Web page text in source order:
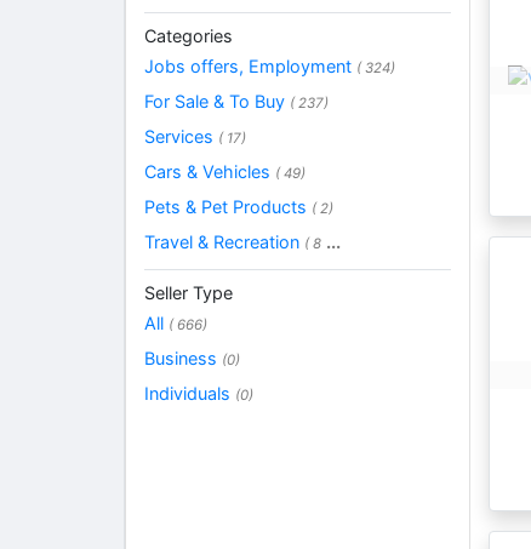
Categories
Jobs offers, Employment ( 324)
For Sale & To Buy ( 237)
Services ( 17)
Cars & Vehicles ( 49)
Pets & Pet Products ( 2)
Travel & Recreation ( 8 ...
Seller Type
All ( 666)
Business (0)
Individuals (0)